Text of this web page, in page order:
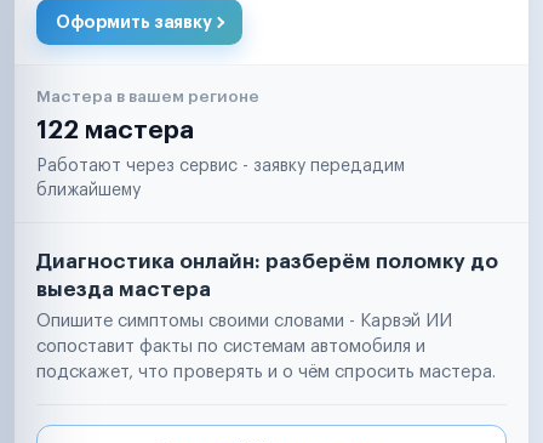
Оформить заявку
Мастера в вашем регионе
122 мастера
Работают через сервис - заявку передадим
ближайшему
Диагностика онлайн: разберём поломку до
выезда мастера
Опишите симптомы своими словами - Карвэй ИИ
сопоставит факты по системам автомобиля и
подскажет, что проверять и о чём спросить мастера.